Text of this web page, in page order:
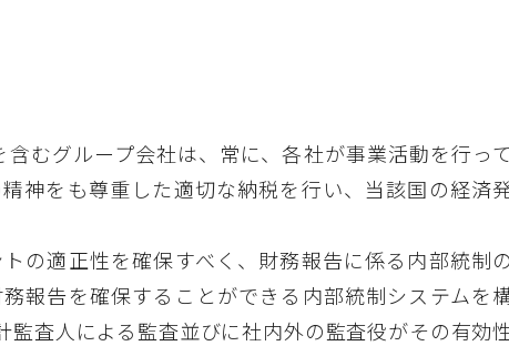
むグループ会社は、常に、各社が事業活動を行って
神をも尊重した適切な納税を行い、当該国の経済
の適正性を確保すべく、財務報告に係る内部統制の
報告を確保することができる内部統制システムを
査人による監査並びに社内外の監査役がその有効